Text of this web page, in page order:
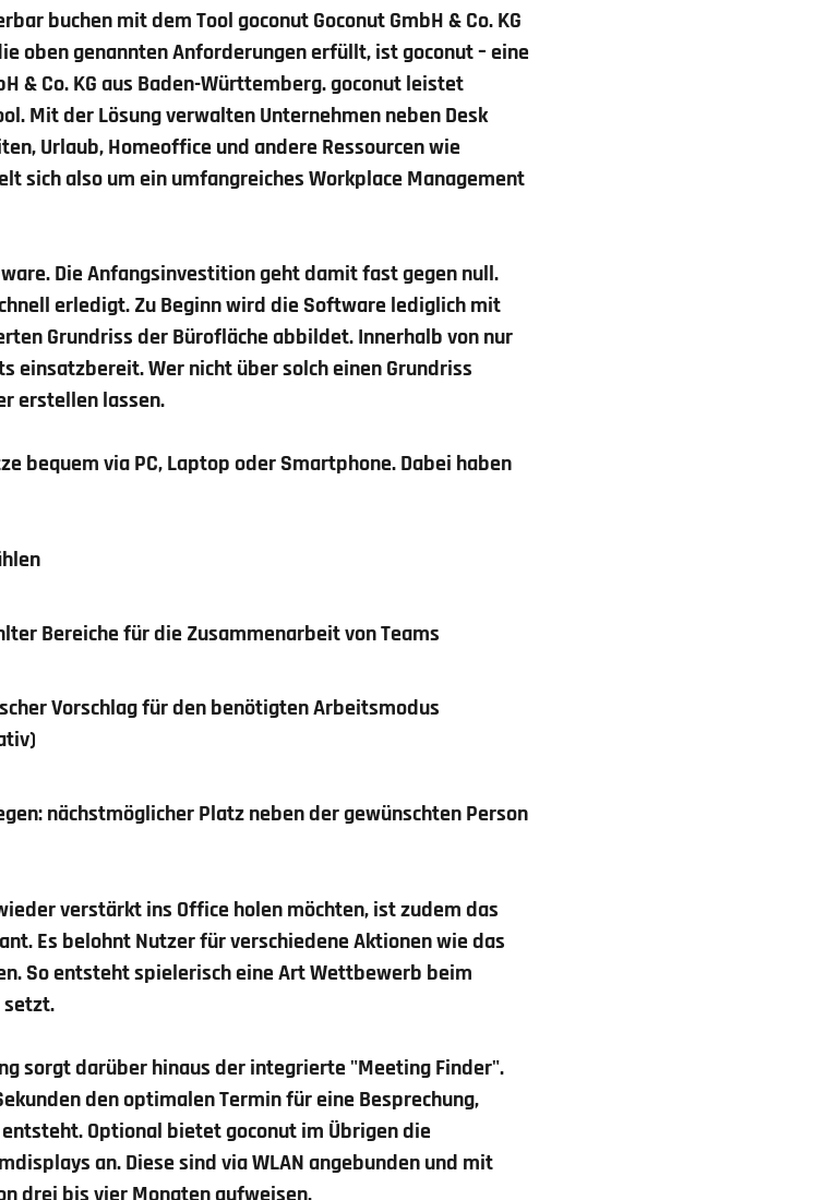
buchen mit dem Tool goconutGoconut GmbH & Co. KG
oben genannten Anforderungen erfüllt, ist goconut – eine
& Co. KG aus Baden-Württemberg. goconut leistet
Mit der Lösung verwalten Unternehmen neben Desk
Urlaub, Homeoffice und andere Ressourcen wie
sich also um ein umfangreiches Workplace Management
Die Anfangsinvestition geht damit fast gegen null.
erledigt. Zu Beginn wird die Software lediglich mit
Grundriss der Bürofläche abbildet. Innerhalb von nur
einsatzbereit. Wer nicht über solch einen Grundriss
erstellen lassen.
bequem via PC, Laptop oder Smartphone. Dabei haben
Bereiche für die Zusammenarbeit von Teams
Vorschlag für den benötigten Arbeitsmodus
nächstmöglicher Platz neben der gewünschten Person
verstärkt ins Office holen möchten, ist zudem das
Es belohnt Nutzer für verschiedene Aktionen wie das
So entsteht spielerisch eine Art Wettbewerb beim
setzt.
sorgt darüber hinaus der integrierte "Meeting Finder".
den optimalen Termin für eine Besprechung,
Optional bietet goconut im Übrigen die
an. Diese sind via WLAN angebunden und mit
drei bis vier Monaten aufweisen.